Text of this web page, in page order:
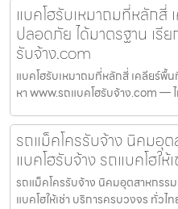
แบคโฮรับเหมาถมที่หลักสี่
ปลอดภัย ได้มาตรฐาน เรี
รับจ้าง.com
แบคโฮรับเหมาถมที่หลักสี่ เคลียร์พื้
หา www.รถแบคโฮรับจ้าง.com —
รถแม็คโครรับจ้าง นิคมอุ
แบคโฮรับจ้าง รถแบคโฮให้
รถแม็คโครรับจ้าง นิคมอุตสาหกรร
แบคโฮให้เช่า บริการครบวงจร ทั่วไ